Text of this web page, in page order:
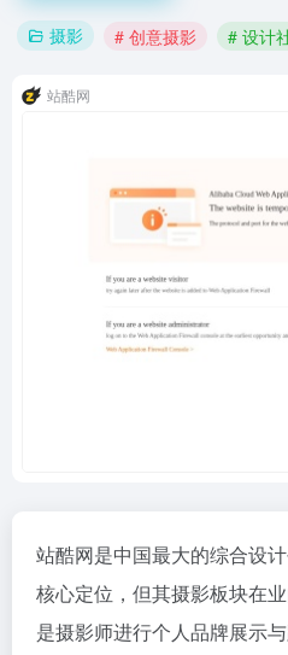
摄影 # 创意摄影 # 设计
站酷网
站酷网是中国最大的综合设
核心定位，但其摄影板块在
是摄影师进行个人品牌展示